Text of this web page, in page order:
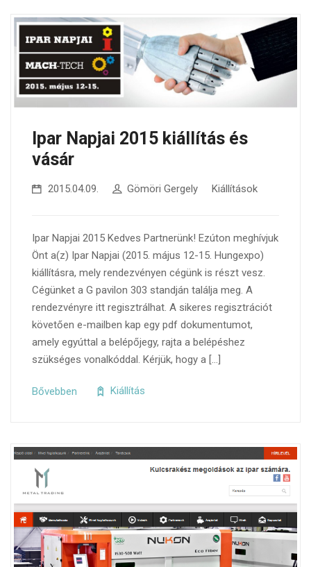
Ipar Napjai 2015 kiállítás és
vásár
2015.04.09. Gömöri Gergely Kiállítások
Ipar Napjai 2015 Kedves Partnerünk! Ezúton meghívjuk
Önt a(z) Ipar Napjai (2015. május 12-15. Hungexpo)
kiállításra, mely rendezvényen cégünk is részt vesz.
Cégünket a G pavilon 303 standján találja meg. A
rendezvényre itt regisztrálhat. A sikeres regisztrációt
követően e-mailben kap egy pdf dokumentumot,
amely egyúttal a belépőjegy, rajta a belépéshez
szükséges vonalkóddal. Kérjük, hogy a […]
Bővebben Kiállítás